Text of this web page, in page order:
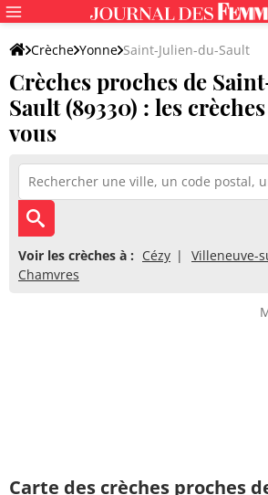
Crèche Yonne Saint-Julien-du-Sault
Crèches proches de
Sault (89330) : les
vous
Voir les crèches à : Cézy
Villeneuve-
Chamvres
Carte des crèches proches